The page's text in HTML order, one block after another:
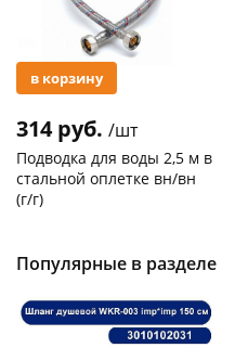
в корзину
314 руб. /шт
Подводка для воды 2,5 м в
стальной оплетке вн/вн
(г/г)
Популярные в разделе